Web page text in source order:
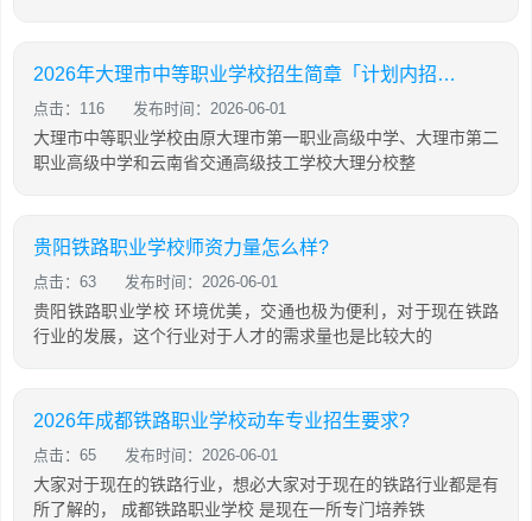
2026年大理市中等职业学校招生简章「计划内招生」
点击：116 发布时间：2026-06-01
大理市中等职业学校由原大理市第一职业高级中学、大理市第二
职业高级中学和云南省交通高级技工学校大理分校整
贵阳铁路职业学校师资力量怎么样?
点击：63 发布时间：2026-06-01
贵阳铁路职业学校 环境优美，交通也极为便利，对于现在铁路
行业的发展，这个行业对于人才的需求量也是比较大的
2026年成都铁路职业学校动车专业招生要求?
点击：65 发布时间：2026-06-01
大家对于现在的铁路行业，想必大家对于现在的铁路行业都是有
所了解的， 成都铁路职业学校 是现在一所专门培养铁